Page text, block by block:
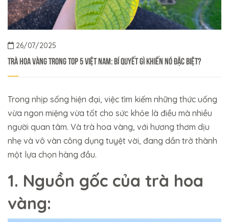
26/07/2025
Trà hoa vàng trong top 5 Việt Nam: Bí quyết gì khiến nó đặc biệt?
Trong nhịp sống hiện đại, việc tìm kiếm những thức uống
vừa ngon miệng vừa tốt cho sức khỏe là điều mà nhiều
người quan tâm. Và trà hoa vàng, với hương thơm dịu
nhẹ và vô vàn công dụng tuyệt vời, đang dần trở thành
một lựa chọn hàng đầu.
1. Nguồn gốc của trà hoa
vàng: